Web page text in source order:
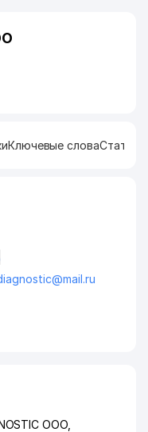
Ключевые слова
ООО,